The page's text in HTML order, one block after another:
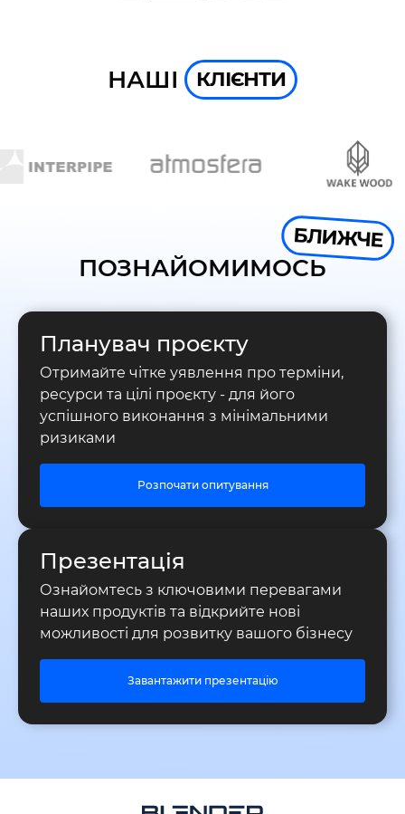
НАШІ КЛІЄНТИ
ПОЗНАЙОМИМОСЬ
БЛИЖЧЕ
Планувач проєкту
Отримайте чітке уявлення про терміни,
ресурси та цілі проєкту - для його
успішного виконання з мінімальними
ризиками
Розпочати опитування
Презентація
Ознайомтесь з ключовими перевагами
наших продуктів та відкрийте нові
можливості для розвитку вашого бізнесу
Завантажити презентацію